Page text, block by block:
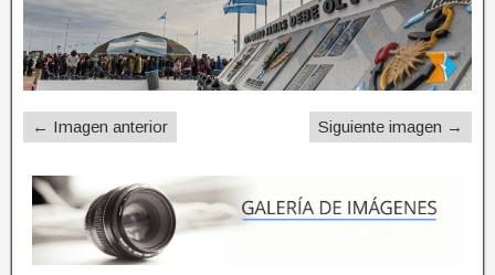
← Imagen anterior Siguiente imagen →